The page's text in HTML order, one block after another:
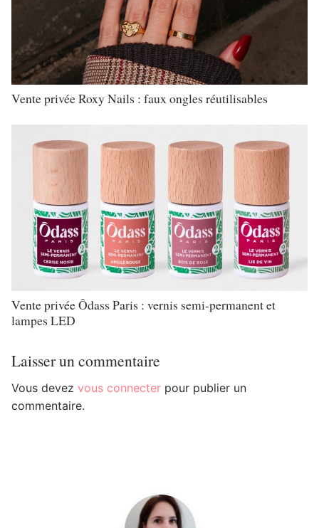
Vente privée Roxy Nails : faux ongles réutilisables
Vente privée Ôdass Paris : vernis semi-permanent et
lampes LED
Laisser un commentaire
Vous devez vous connecter pour publier un
commentaire.